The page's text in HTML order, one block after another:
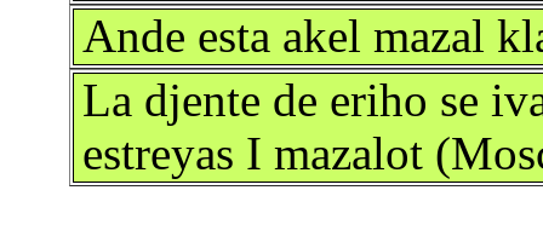
Ande esta akel mazal
La djente de eriho se
estreyas I mazalot